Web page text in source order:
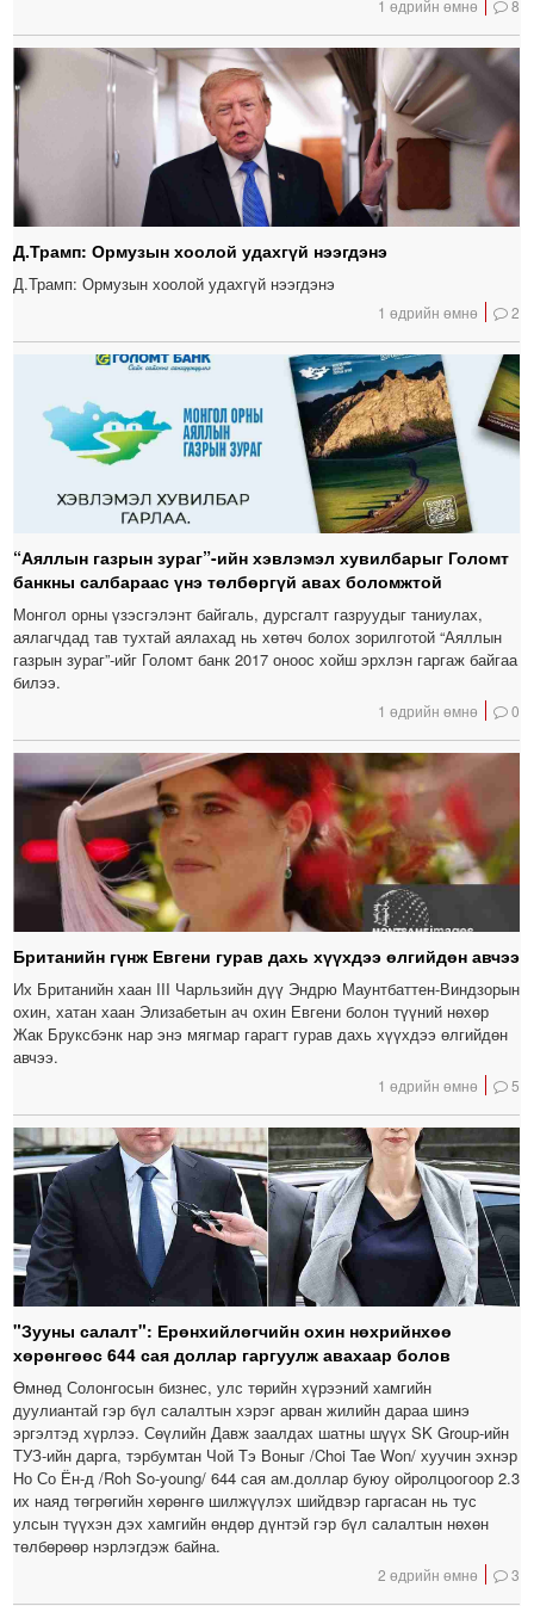
1 өдрийн өмнө 8
Д.Трамп: Ормузын хоолой удахгүй нээгдэнэ
Д.Трамп: Ормузын хоолой удахгүй нээгдэнэ
1 өдрийн өмнө 2
“Аяллын газрын зураг”-ийн хэвлэмэл хувилбарыг Голомт
банкны салбараас үнэ төлбөргүй авах боломжтой
Монгол орны үзэсгэлэнт байгаль, дурсгалт газруудыг таниулах,
аялагчдад тав тухтай аялахад нь хөтөч болох зорилготой “Аяллын
газрын зураг”-ийг Голомт банк 2017 оноос хойш эрхлэн гаргаж байгаа
билээ.
1 өдрийн өмнө 0
Британийн гүнж Евгени гурав дахь хүүхдээ өлгийдөн авчээ
Их Британийн хаан III Чарльзийн дүү Эндрю Маунтбаттен-Виндзорын
охин, хатан хаан Элизабетын ач охин Евгени болон түүний нөхөр
Жак Бруксбэнк нар энэ мягмар гарагт гурав дахь хүүхдээ өлгийдөн
авчээ.
1 өдрийн өмнө 5
"Зууны салалт": Ерөнхийлөгчийн охин нөхрийнхөө
хөрөнгөөс 644 сая доллар гаргуулж авахаар болов
Өмнөд Солонгосын бизнес, улс төрийн хүрээний хамгийн
дуулиантай гэр бүл салалтын хэрэг арван жилийн дараа шинэ
эргэлтэд хүрлээ. Сөүлийн Давж заалдах шатны шүүх SK Group-ийн
ТУЗ-ийн дарга, тэрбумтан Чой Тэ Воныг /Choi Tae Won/ хуучин эхнэр
Но Со Ён-д /Roh So-young/ 644 сая ам.доллар буюу ойролцоогоор 2.3
их наяд төгрөгийн хөрөнгө шилжүүлэх шийдвэр гаргасан нь тус
улсын түүхэн дэх хамгийн өндөр дүнтэй гэр бүл салалтын нөхөн
төлбөрөөр нэрлэгдэж байна.
2 өдрийн өмнө 3